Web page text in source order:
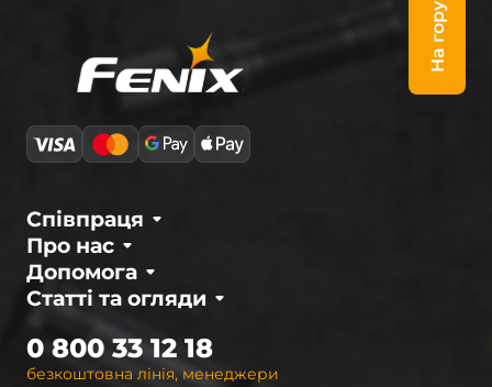
На гору
Про нас
Співпраця
Статті та огляди
Допомога
безкоштовна лінія, менеджери
0 800 33 12 18